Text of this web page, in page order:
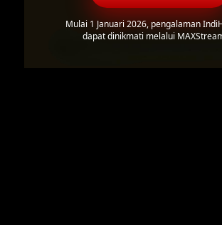
Mulai 1 Januari 2026, pengalaman
dapat dinikmati melalui